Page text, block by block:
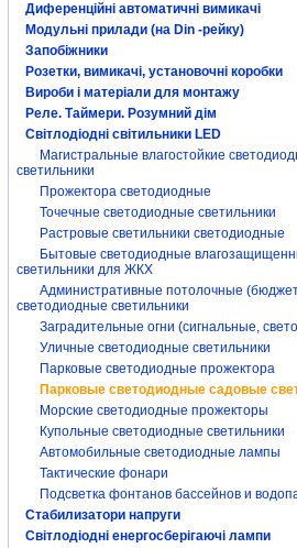
Диференційні автоматичні вимикачі
Модульні прилади (на Din -рейку)
Запобіжники
Розетки, вимикачі, установочні коробки
Вироби і матеріали для монтажу
Реле. Таймери. Розумний дім
Світлодіодні світильники LED
Магистральные влагостойкие
светильники
Прожектора светодиодные
Точечные светодиодные светильники
Растровые светильники светодиодные
Бытовые светодиодные
светильники для ЖКХ
Административные потолочные
светодиодные светильники
Заградительные огни (сигнальные,
Уличные светодиодные светильники
Парковые светодиодные прожектора
Парковые светодиодные садовые
Морские светодиодные прожекторы
Купольные светодиодные светильники
Автомобильные светодиодные лампы
Тактические фонари
Подсветка фонтанов бассейнов и
Стабилизатори напруги
Світлодіодні енергосберігаючі лампи